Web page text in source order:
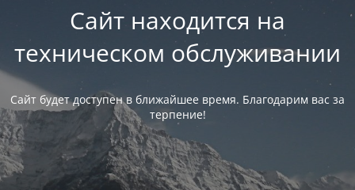
Сайт находится на
техническом обслуживании
Сайт будет доступен в ближайшее время. Благодарим вас за
терпение!